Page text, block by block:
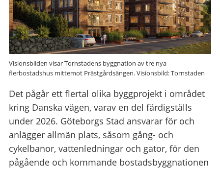
Visionsbilden visar Tornstadens byggnation av tre nya
flerbostadshus mittemot Prästgårdsängen. Visionsbild: Tornstaden
Det pågår ett flertal olika byggprojekt i området
kring Danska vägen, varav en del färdigställs
under 2026. Göteborgs Stad ansvarar för och
anlägger allmän plats, såsom gång- och
cykelbanor, vattenledningar och gator, för den
pågående och kommande bostadsbyggnationen